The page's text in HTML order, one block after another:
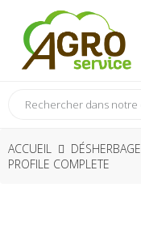
ACCUEIL DÉSHERBAGE
PROFILE COMPLETE